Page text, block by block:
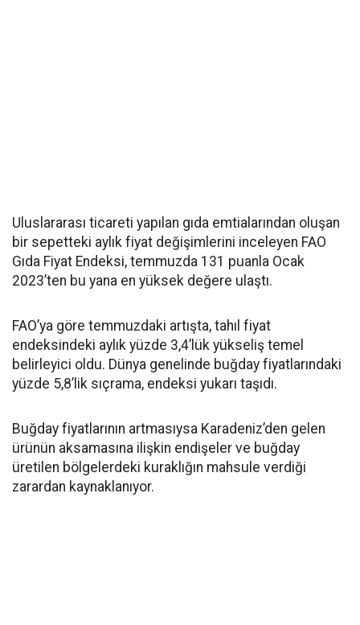
Uluslararası ticareti yapılan gıda emtialarından oluşan
bir sepetteki aylık fiyat değişimlerini inceleyen FAO
Gıda Fiyat Endeksi, temmuzda 131 puanla Ocak
2023’ten bu yana en yüksek değere ulaştı.
FAO’ya göre temmuzdaki artışta, tahıl fiyat
endeksindeki aylık yüzde 3,4’lük yükseliş temel
belirleyici oldu. Dünya genelinde buğday fiyatlarındaki
yüzde 5,8’lik sıçrama, endeksi yukarı taşıdı.
Buğday fiyatlarının artmasıysa Karadeniz’den gelen
ürünün aksamasına ilişkin endişeler ve buğday
üretilen bölgelerdeki kuraklığın mahsule verdiği
zarardan kaynaklanıyor.